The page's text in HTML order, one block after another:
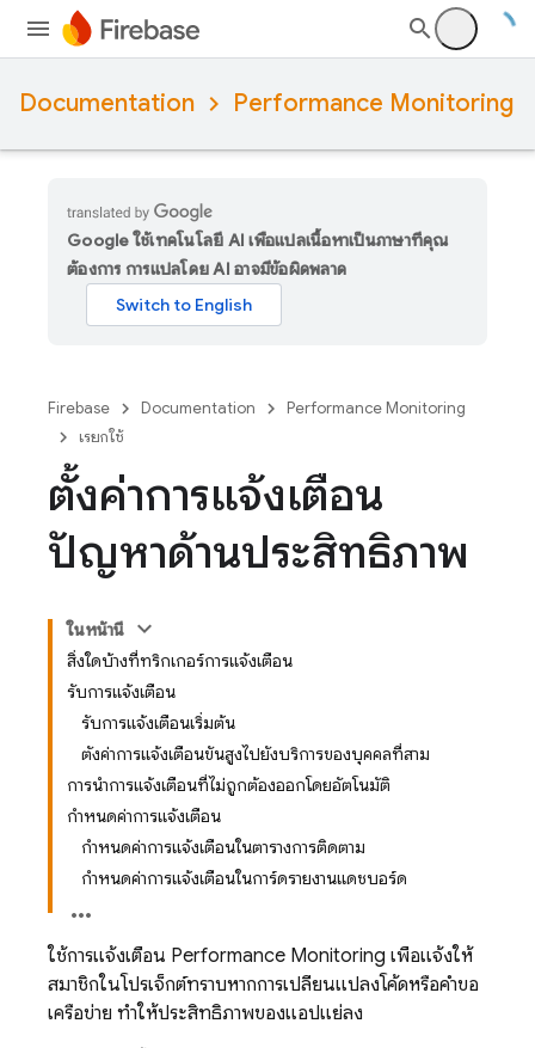
Documentation Performance Monitoring
Google ใช้เทคโนโลยี AI เพื่อแปลเนื้อหาเป็นภาษาที่คุณ
ต้องการ การแปลโดย AI อาจมีข้อผิดพลาด
Firebase Documentation
Performance Monitoring
เรียกใช้
ตั้งค่าการแจ้งเตือน
ปัญหาด้านประสิทธิภาพ
ในหน้านี้
สิ่งใดบ้างที่ทริกเกอร์การแจ้งเตือน
รับการแจ้งเตือน
รับการแจ้งเตือนเริ่มต้น
ตั้งค่าการแจ้งเตือนขั้นสูงไปยังบริการของบุคคลที่สาม
การนำการแจ้งเตือนที่ไม่ถูกต้องออกโดยอัตโนมัติ
กำหนดค่าการแจ้งเตือน
กำหนดค่าการแจ้งเตือนในตารางการติดตาม
กำหนดค่าการแจ้งเตือนในการ์ดรายงานแดชบอร์ด
ใช้การแจ้งเตือน Performance Monitoring เพื่อแจ้งให้
สมาชิกในโปรเจ็กต์ทราบหากการเปลี่ยนแปลงโค้ดหรือคำขอ
เครือข่าย ทำให้ประสิทธิภาพของแอปแย่ลง